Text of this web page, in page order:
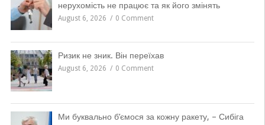
нерухомість не працює та як його змінять
August 6, 2026 0 Comment
Ризик не зник. Він переїхав
August 6, 2026 0 Comment
Ми буквально б’ємося за кожну ракету, – Сибіга